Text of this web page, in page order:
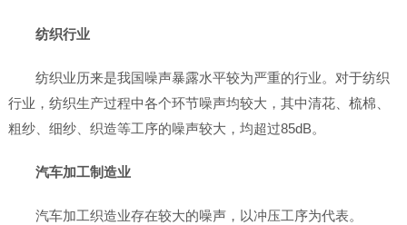
纺织行业
纺织业历来是我国噪声暴露水平较为严重的行业。对于纺织
行业，纺织生产过程中各个环节噪声均较大，其中清花、梳棉、
粗纱、细纱、织造等工序的噪声较大，均超过85dB。
汽车加工制造业
汽车加工织造业存在较大的噪声，以冲压工序为代表。